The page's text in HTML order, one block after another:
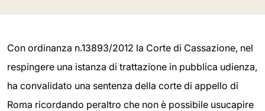
Con ordinanza n.13893/2012 la Corte di Cassazione, nel
respingere una istanza di trattazione in pubblica udienza,
ha convalidato una sentenza della corte di appello di
Roma ricordando peraltro che non è possibile usucapire